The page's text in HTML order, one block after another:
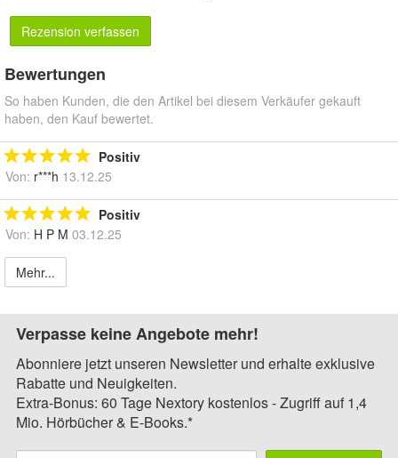
Rezension verfassen
Bewertungen
So haben Kunden, die den Artikel bei diesem Verkäufer gekauft
haben, den Kauf bewertet.
Positiv
Von: r***h 13.12.25
Positiv
Von: H P M 03.12.25
Mehr...
Verpasse keine Angebote mehr!
Abonniere jetzt unseren Newsletter und erhalte exklusive
Rabatte und Neuigkeiten.
Extra-Bonus: 60 Tage Nextory kostenlos - Zugriff auf 1,4
Mio. Hörbücher & E-Books.*